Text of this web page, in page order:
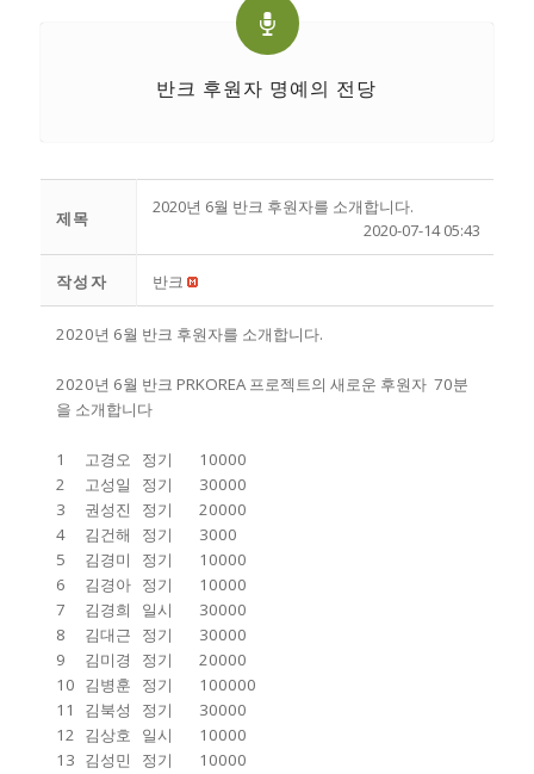
반크 후원자 명예의 전당
제목
2020년 6월 반크 후원자를 소개합니다.
2020-07-14 05:43
작성자 반크
2020년 6월 반크 후원자를 소개합니다.
2020년 6월 반크 PRKOREA 프로젝트의 새로운 후원자 70분
을 소개합니다
1 고경오 정기
10000
2
고성일 정기
30000
3
권성진 정기
20000
4
김건해 정기
3000
5
김경미 정기
10000
6
김경아 정기
10000
7
김경희 일시
30000
8
김대근 정기
30000
9
김미경 정기
20000
10 김병훈 정기
100000
11
김북성 정기
30000
12 김상호 일시
10000
13 김성민 정기 10000